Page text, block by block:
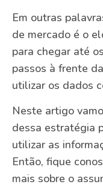
Em outras
de mercado é o
para chegar até
passos à frente
utilizar os dados
Neste artigo
dessa estratégia
utilizar as
Então, fique
mais sobre o